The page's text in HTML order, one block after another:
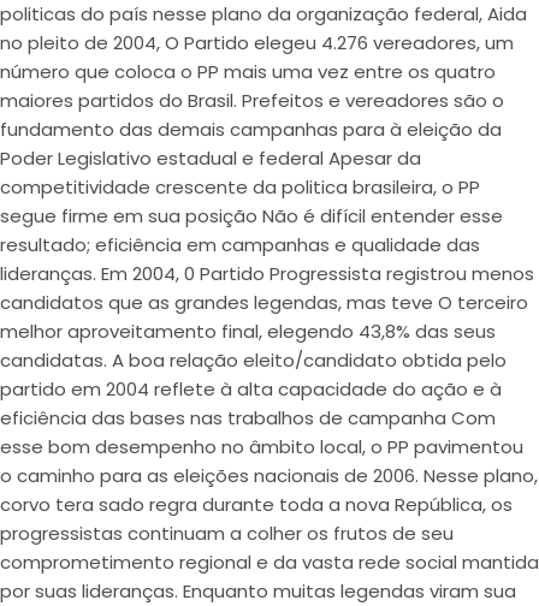
politicas do país nesse plano da organização federal, Aida
no pleito de 2004, O Partido elegeu 4.276 vereadores, um
número que coloca o PP mais uma vez entre os quatro
maiores partidos do Brasil. Prefeitos e vereadores são o
fundamento das demais campanhas para à eleição da
Poder Legislativo estadual e federal Apesar da
competitividade crescente da politica brasileira, o PP
segue firme em sua posição Não é difícil entender esse
resultado; eficiência em campanhas e qualidade das
lideranças. Em 2004, 0 Partido Progressista registrou menos
candidatos que as grandes legendas, mas teve O terceiro
melhor aproveitamento final, elegendo 43,8% das seus
candidatas. A boa relação eleito/candidato obtida pelo
partido em 2004 reflete à alta capacidade do ação e à
eficiência das bases nas trabalhos de campanha Com
esse bom desempenho no âmbito local, o PP pavimentou
o caminho para as eleições nacionais de 2006. Nesse plano,
corvo tera sado regra durante toda a nova República, os
progressistas continuam a colher os frutos de seu
comprometimento regional e da vasta rede social mantida
por suas lideranças. Enquanto muitas legendas viram sua